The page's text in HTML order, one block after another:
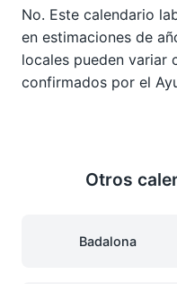
No. Este calendario
en estimaciones de
locales pueden variar
confirmados por el
Otros
Badalona